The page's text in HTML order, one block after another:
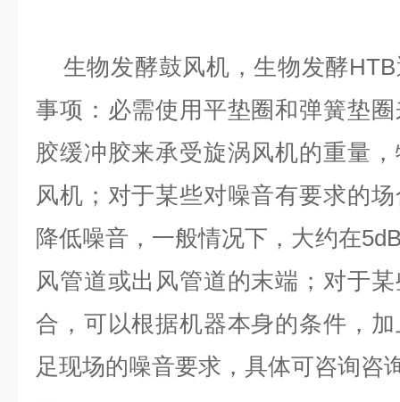
生物发酵鼓风机，生物发酵
事项：必需使用平垫圈和弹簧垫
胶缓冲胶来承受旋涡风机的重量
风机；对于某些对噪音有要求的
降低噪音，一般情况下，大约在
风管道或出风管道的末端；对于
合，可以根据机器本身的条件，
足现场的噪音要求，具体可咨询咨